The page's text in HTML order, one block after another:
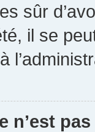
sûr
il se
n’est